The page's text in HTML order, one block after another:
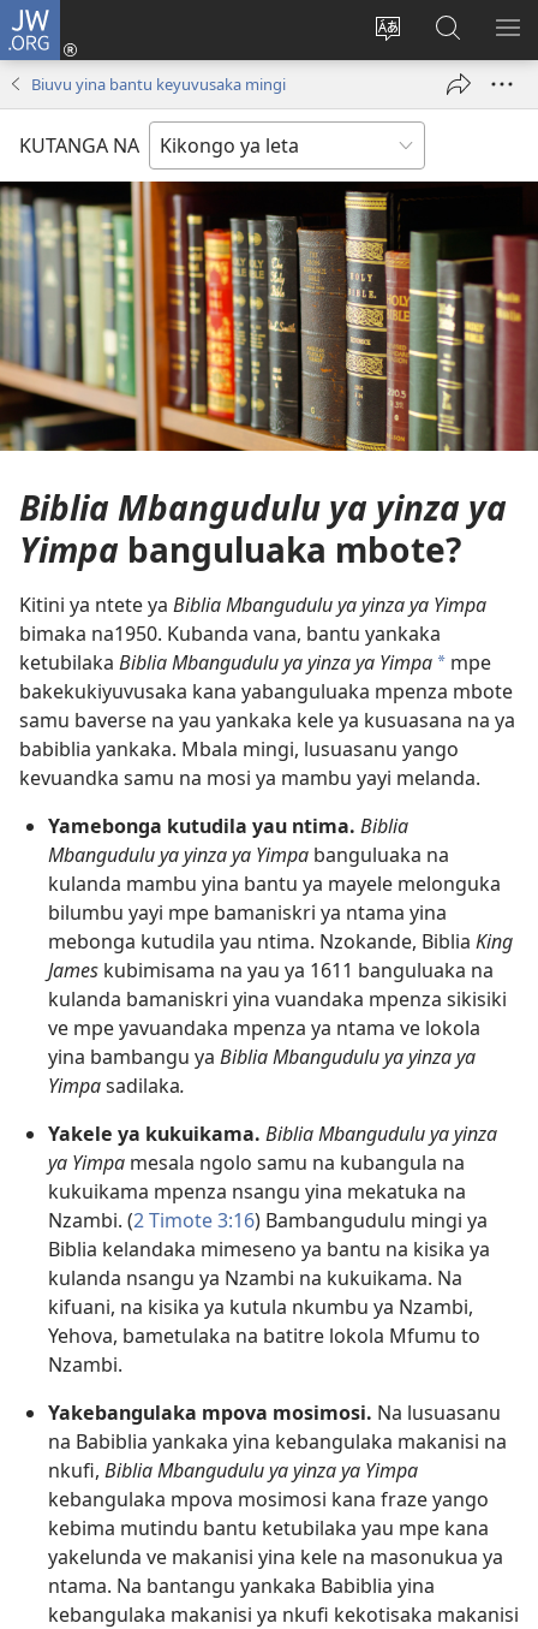
JW.ORG
Kusoba
site
Log
window)
Sosa
JW.ORG
Biuvu yina bantu keyuvusaka mingi
KUTANGA NA
Biblia Mbangudulu ya yinza ya
Yimpa banguluaka mbote?
Kitini ya ntete ya Biblia Mbangudulu ya yinza ya Yimpa
bimaka na1950. Kubanda vana, bantu yankaka
ketubilaka Biblia Mbangudulu ya yinza ya Yimpa a mpe
bakekukiyuvusaka kana yabanguluaka mpenza mbote
samu baverse na yau yankaka kele ya kusuasana na ya
babiblia yankaka. Mbala mingi, lusuasanu yango
kevuandka samu na mosi ya mambu yayi melanda.
Yamebonga kutudila yau ntima. Biblia
Mbangudulu ya yinza ya Yimpa banguluaka na
kulanda mambu yina bantu ya mayele melonguka
bilumbu yayi mpe bamaniskri ya ntama yina
mebonga kutudila yau ntima. Nzokande, Biblia King
James kubimisama na yau ya 1611 banguluaka na
kulanda bamaniskri yina vuandaka mpenza sikisiki
ve mpe yavuandaka mpenza ya ntama ve lokola
yina bambangu ya Biblia Mbangudulu ya yinza ya
Yimpasadilaka.
Yakele ya kukuikama. Biblia Mbangudulu ya yinza
ya Yimpa mesala ngolo samu na kubangula na
kukuikama mpenza nsangu yina mekatuka na
Nzambi. (2 Timote 3:16) Bambangudulu mingi ya
Biblia kelandaka mimeseno ya bantu na kisika ya
kulanda nsangu ya Nzambi na kukuikama. Na
kifuani, na kisika ya kutula nkumbu ya Nzambi,
Yehova, bametulaka na batitre lokola Mfumu to
Nzambi.
Yakebangulaka mpova mosimosi. Na lusuasanu
na Babiblia yankaka yina kebangulaka makanisi na
nkufi, Biblia Mbangudulu ya yinza ya Yimpa
kebangulaka mpova mosimosi kana fraze yango
kebima mutindu bantu ketubilaka yau mpe kana
yakelunda ve makanisi yina kele na masonukua ya
ntama. Na bantangu yankaka Babiblia yina
kebangulaka makanisi ya nkufi kekotisaka makanisi